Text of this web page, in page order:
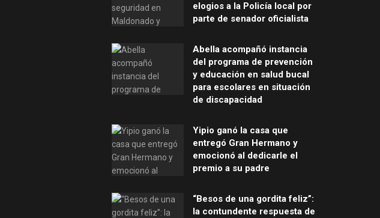
elogios a la Policía local por
parte de senador oficialista
Abella acompañó instancia
del programa de prevención
y educación en salud bucal
para escolares en situación
de discapacidad
Yipio ganó la casa que
entregó Gran Hermano y
emocionó al dedicarle el
premio a su padre
“Besos de una gordita feliz”:
la contundente respuesta de